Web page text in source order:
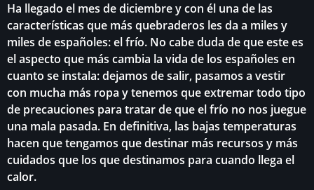
Ha llegado el mes de diciembre y con él una de las
características que más quebraderos les da a miles y
miles de españoles: el frío. No cabe duda de que este es
el aspecto que más cambia la vida de los españoles en
cuanto se instala: dejamos de salir, pasamos a vestir
con mucha más ropa y tenemos que extremar todo tipo
de precauciones para tratar de que el frío no nos juegue
una mala pasada. En definitiva, las bajas temperaturas
hacen que tengamos que destinar más recursos y más
cuidados que los que destinamos para cuando llega el
calor.